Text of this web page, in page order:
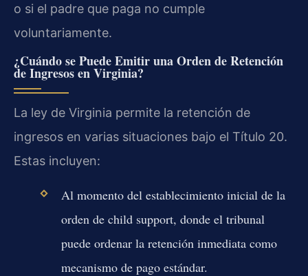
o si el padre que paga no cumple
voluntariamente.
¿Cuándo se Puede Emitir una Orden de Retención
de Ingresos en Virginia?
La ley de Virginia permite la retención de
ingresos en varias situaciones bajo el Título 20.
Estas incluyen:
Al momento del establecimiento inicial de la
orden de child support, donde el tribunal
puede ordenar la retención inmediata como
mecanismo de pago estándar.